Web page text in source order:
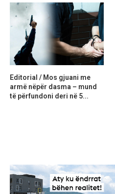
Editorial / Mos gjuani me
armë nëpër dasma – mund
të përfundoni deri në 5...